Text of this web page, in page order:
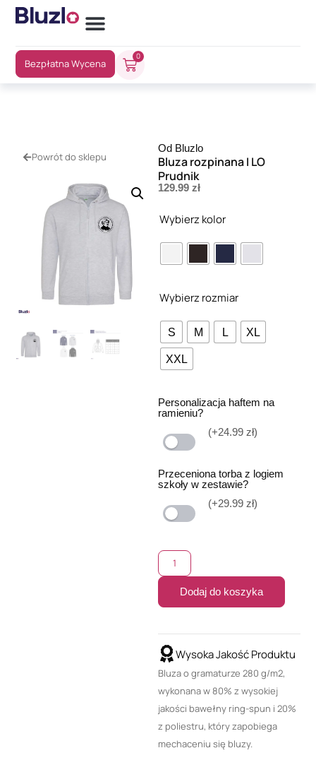
Bezpłatna Wycena
0
Powrót do sklepu
Od Bluzlo
Bluza rozpinana I LO
Prudnik
129.99 zł
Wybierz kolor
Wybierz rozmiar
S M L XL
XXL
Personalizacja haftem na
ramieniu?
(+24.99 zł)
Przeceniona torba z logiem
szkoły w zestawie?
(+29.99 zł)
Dodaj do koszyka
Wysoka Jakość Produktu
Bluza o gramaturze 280 g/m2,
wykonana w 80% z wysokiej
jakości bawełny ring-spun i 20%
z poliestru, który zapobiega
mechaceniu się bluzy.